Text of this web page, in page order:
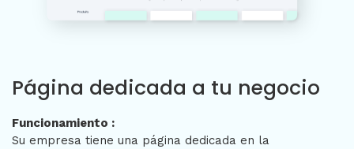
Página dedicada a tu negocio
Funcionamiento :
Su empresa tiene una página dedicada en la